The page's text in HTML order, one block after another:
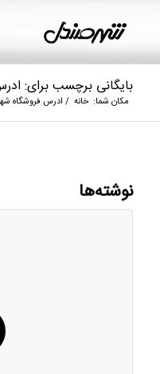
بایگانی برچسب برای:
مکان شما: خانه / ادرس فروشگاه
نوشته‌ها